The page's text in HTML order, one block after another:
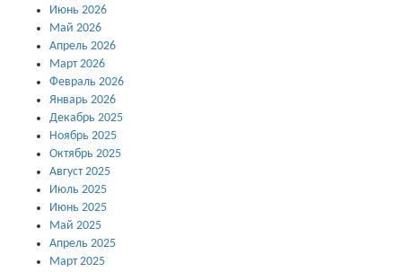
Июнь 2026
Май 2026
Апрель 2026
Март 2026
Февраль 2026
Январь 2026
Декабрь 2025
Ноябрь 2025
Октябрь 2025
Август 2025
Июль 2025
Июнь 2025
Май 2025
Апрель 2025
Март 2025